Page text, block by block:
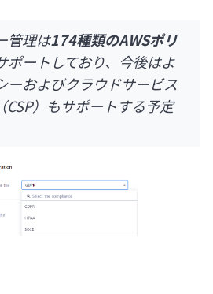
管理は174種類のAWSポリ
ポートしており、今後はよ
ーおよびクラウドサービス
CSP）もサポートする予定